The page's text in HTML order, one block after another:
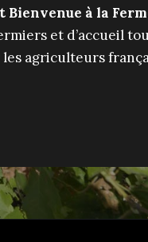
Bienvenue à la
et d’accueil
agriculteurs